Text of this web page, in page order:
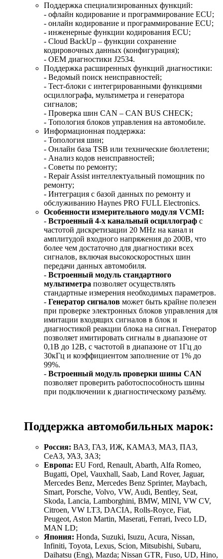
Поддержка специализированных функций:
- офлайн кодирование и программирование ECU;
- онлайн кодирование и программирование ECU;
- инженерные функции кодирования ECU;
- Cloud BackUp – функции сохранение
кодировочных данных (конфигурация);
- OEM диагностики J2534.
Поддержка расширенных функций диагностики:
- Ведомый поиск неисправностей;
- Тест-блоки с интегрированными функциями
осциллографа, мультиметра и генератора
сигналов;
- Проверка шин CAN – CAN BUS CHECK;
- Топология блоков управления на автомобиле.
Информационная поддержка:
- Топология шин;
- Онлайн база TSB или технические бюллетени;
- Анализ кодов неисправностей;
- Советы по ремонту;
- Repair Assist интеллектуальный помощник по
ремонту;
- Интеграция с базой данных по ремонту и
обслуживанию Haynes PRO FULL Electronics.
Особенности измерительного модуля VCMI:
- Встроенный 4-х канальный осциллограф с
частотой дискретизации 20 MHz на канал и
амплитудой входного напряжения до 200В, что
более чем достаточно для диагностики всех
сигналов, включая высокоскоростных шин
передачи данных автомобиля.
- Встроенный модуль стандартного
мультиметра позволяет осуществлять
стандартные измерения необходимых параметров.
- Генератор сигналов может быть крайне полезен
при проверке электронных блоков управления для
имитации входящих сигналов в блок и
диагностикой реакции блока на сигнал. Генератор
позволяет имитировать сигналы в диапазоне от
0,1В до 12В, с частотой в диапазоне от 1Гц до
30кГц и коэффициентом заполнение от 1% до
99%.
- Встроенный модуль проверки шины CAN
позволяет проверить работоспособность шины
при подключении к диагностическому разъёму.
Поддержка автомобильных марок:
Россия: ВАЗ, ГАЗ, ИЖ, КАМАЗ, МАЗ, ПАЗ,
СеАЗ, УАЗ, ЗАЗ;
Европа: EU Ford, Renault, Abarth, Alfa Romeo,
Bugatti, Opel, Vauxhall, Saab, Land Rover, Jaguar,
Mercedes Benz, Mercedes Benz Sprinter, Maybach,
Smart, Porsche, Volvo, VW, Audi, Bentley, Seat,
Skoda, Lancia, Lamborghini, BMW, MINI, VW CV,
Citroen, VW LT3, DACIA, Rolls-Royce, Fiat,
Peugeot, Aston Martin, Maserati, Ferrari, Iveco LD,
MAN LD;
Япония: Honda, Suzuki, Isuzu, Acura, Nissan,
Infiniti, Toyota, Lexus, Scion, Mitsubishi, Subaru,
Daihatsu (Eng), Mazda; Nissan GTR, Fuso, UD, Hino,